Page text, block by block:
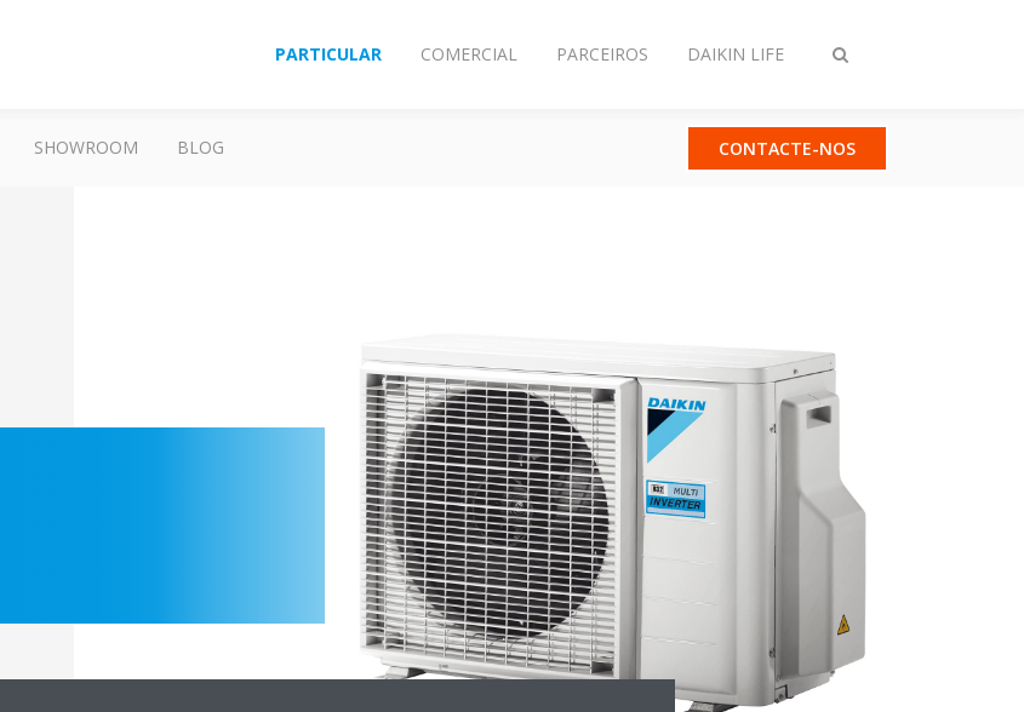
Comutar
PARTICULAR COMERCIAL PARCEIROS DAIKIN LIFE
SHOWROOM BLOG CONTACTE-NOS